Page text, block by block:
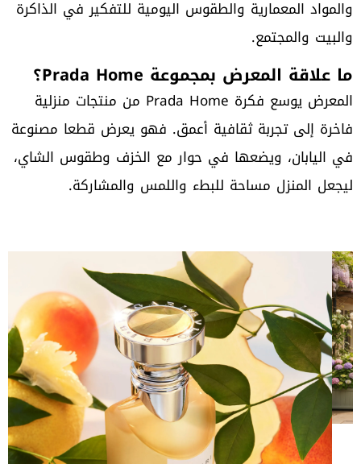
والمواد المعمارية والطقوس اليومية للتفكير في الذاكرة
والبيت والمجتمع.
ما علاقة المعرض بمجموعة Prada Home؟
المعرض يوسع فكرة Prada Home من منتجات منزلية
فاخرة إلى تجربة ثقافية أعمق. فهو يعرض قطعا مصنوعة
في اليابان، ويضعها في حوار مع الخزف وطقوس الشاي،
ليجعل المنزل مساحة للبطء واللمس والمشاركة.